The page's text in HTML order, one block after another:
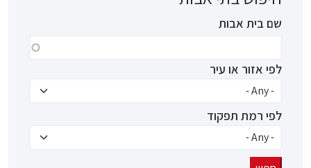
שם בית אבות
לפי אזור או עיר
לפי רמת תפקוד